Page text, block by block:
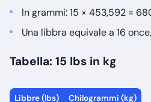
In grammi: 15 × 453,592 =
Una libbra equivale a 16
Tabella: 15 lbs in kg
Libbre (lbs) Chilogrammi (kg)